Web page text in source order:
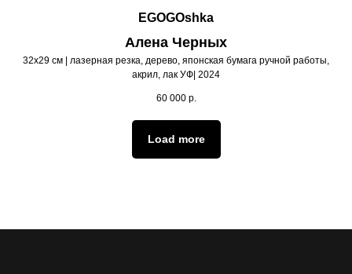
EGOGOshka
Алена Черных
32х29 см | лазерная резка, дерево, японская бумага ручной работы,
акрил, лак УФ| 2024
60 000 р.
Load more